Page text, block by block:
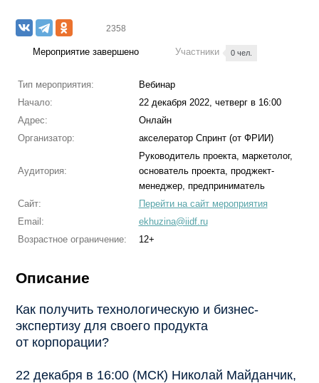
2358
Мероприятие завершено Участники 0 чел.
Тип мероприятия:
Вебинар
Начало:
22 декабря 2022, четверг в 16:00
Адрес:
Онлайн
Организатор:
акселератор Спринт (от ФРИИ)
Аудитория:
Руководитель проекта, маркетолог,
основатель проекта, проджект-
менеджер, предприниматель
Сайт:
Перейти на сайт мероприятия
Email:
ekhuzina@iidf.ru
Возрастное ограничение:
12+
Описание
Как получить технологическую и бизнес-
экспертизу для своего продукта
от корпорации?
22 декабря в 16:00 (МСК) Николай Майданчик,